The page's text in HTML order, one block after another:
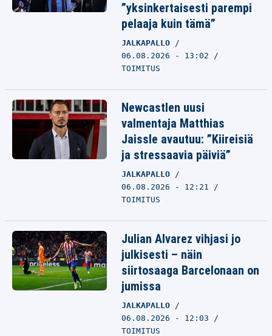
”yksinkertaisesti parempi
pelaaja kuin tämä”
JALKAPALLO
06.08.2026 - 13:02
TOIMITUS
Newcastlen uusi
valmentaja Matthias
Jaissle avautuu: ”Kiireisiä
ja stressaavia päiviä”
JALKAPALLO
06.08.2026 - 12:21
TOIMITUS
Julian Alvarez vihjasi jo
julkisesti – näin
siirtosaaga Barcelonaan on
jumissa
JALKAPALLO
06.08.2026 - 12:03
TOIMITUS